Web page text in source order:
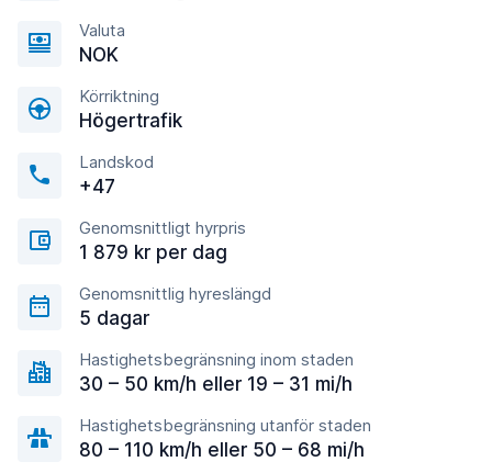
Valuta
NOK
Körriktning
Högertrafik
Landskod
+47
Genomsnittligt hyrpris
1 879 kr per dag
Genomsnittlig hyreslängd
5 dagar
Hastighetsbegränsning inom staden
30 – 50 km/h eller 19 – 31 mi/h
Hastighetsbegränsning utanför staden
80 – 110 km/h eller 50 – 68 mi/h